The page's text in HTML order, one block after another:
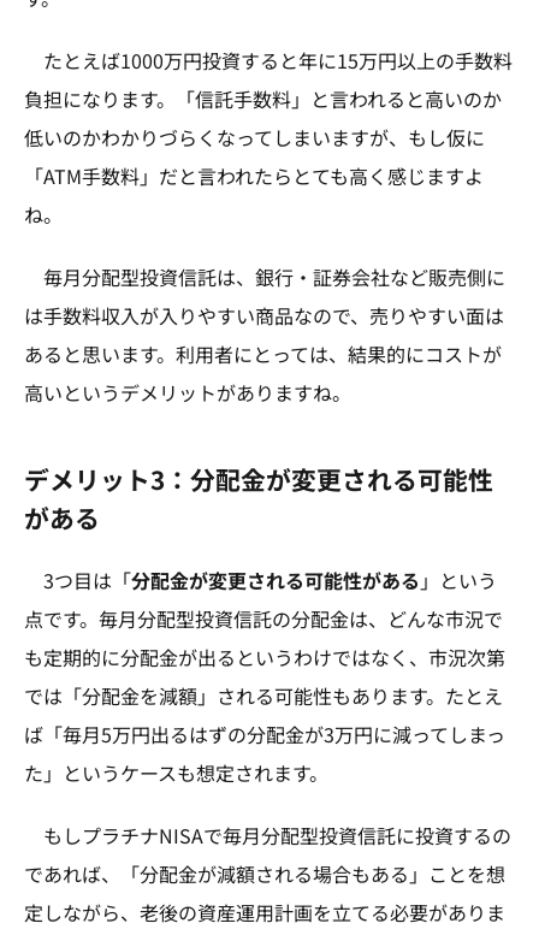
たとえば1000万円投資すると年に15万円以上の手数料
負担になります。「信託手数料」と言われると高いのか
低いのかわかりづらくなってしまいますが、もし仮に
「ATM手数料」だと言われたらとても高く感じますよ
ね。
毎月分配型投資信託は、銀行・証券会社など販売側に
は手数料収入が入りやすい商品なので、売りやすい面は
あると思います。利用者にとっては、結果的にコストが
高いというデメリットがありますね。
デメリット3：分配金が変更される可能性
がある
3つ目は「分配金が変更される可能性がある 」という
点です。毎月分配型投資信託の分配金は、どんな市況で
も定期的に分配金が出るというわけではなく、市況次第
では「分配金を減額」される可能性もあります。たとえ
ば「毎月5万円出るはずの分配金が3万円に減ってしまっ
た」というケースも想定されます。
もしプラチナNISAで毎月分配型投資信託に投資するの
であれば、「分配金が減額される場合もある」ことを想
定しながら、老後の資産運用計画を立てる必要がありま